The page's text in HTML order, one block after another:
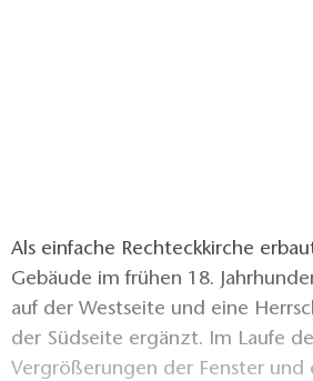
Als einfache Rechteckkirche
Gebäude im frühen 18.
auf der Westseite und eine
der Südseite ergänzt. Im Laufe
Vergrößerungen der Fenster und